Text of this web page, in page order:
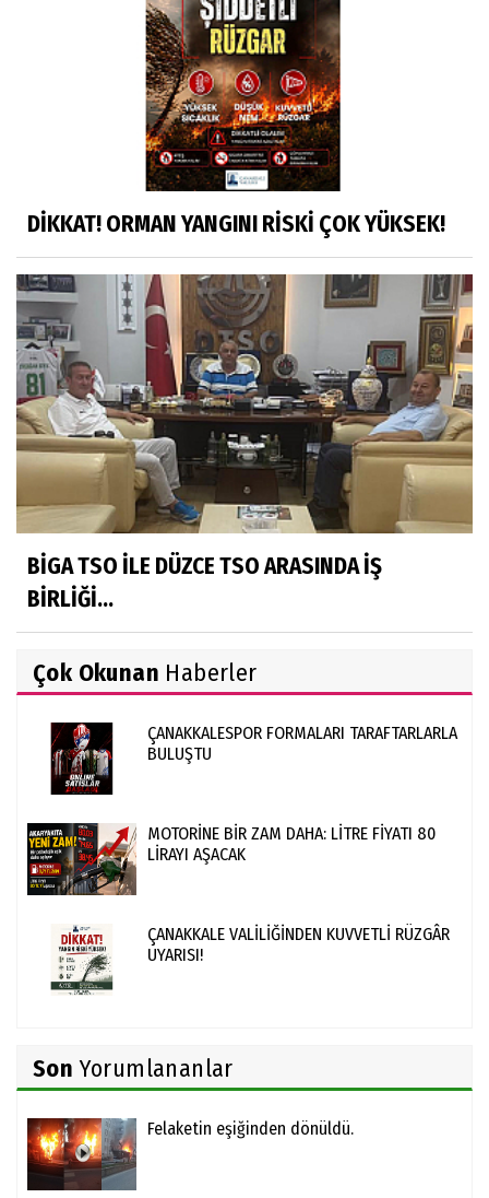
DİKKAT! ORMAN YANGINI RİSKİ ÇOK YÜKSEK!
BİGA TSO İLE DÜZCE TSO ARASINDA İŞ
BİRLİĞİ...
Çok Okunan Haberler
ÇANAKKALESPOR FORMALARI TARAFTARLARLA
BULUŞTU
MOTORİNE BİR ZAM DAHA: LİTRE FİYATI 80
LİRAYI AŞACAK
ÇANAKKALE VALİLİĞİNDEN KUVVETLİ RÜZGÂR
UYARISI!
Son Yorumlananlar
Felaketin eşiğinden dönüldü.